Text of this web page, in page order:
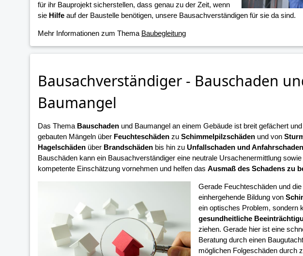
für ihr Bauprojekt sicherstellen, dass genau zu der Zeit, wenn
sie Hilfeauf der Baustelle benötigen, unsere Bausachverständigen für sie da sind.
Mehr Informationen zum Thema Baubegleitung
Bausachverständiger - Bauschaden
Baumangel
Das Thema Bauschadenund Baumangel an einem Gebäude ist breit gefächert
gebauten Mängeln über Feuchteschädenzu Schimmelpilzschädenund von
Hagelschädenüber Brandschädenbis hin zu Unfallschaden und Anfahrschaden
Bauschäden kann ein Bausachverständiger eine neutrale Ursachenermittlung
kompetente Einschätzung vornehmen und helfen das Ausmaß des Schadens zu
Gerade Feuchteschäden und
einhergehende Bildung von
ein optisches Problem, sondern
gesundheitliche
ziehen. Gerade hier ist eine
Beratung durch einen
möglichen Folgeschäden durch